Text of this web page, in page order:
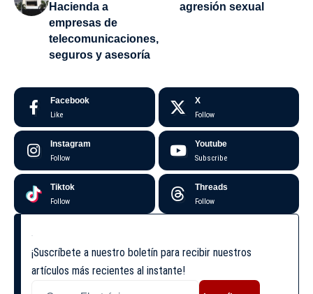
Hacienda a
empresas de
telecomunicaciones,
seguros y asesoría
agresión sexual
Facebook
Like
X
Follow
Instagram
Follow
Youtube
Subscribe
Tiktok
Follow
Threads
Follow
¡Suscríbete a nuestro boletín para recibir nuestros
artículos más recientes al instante!